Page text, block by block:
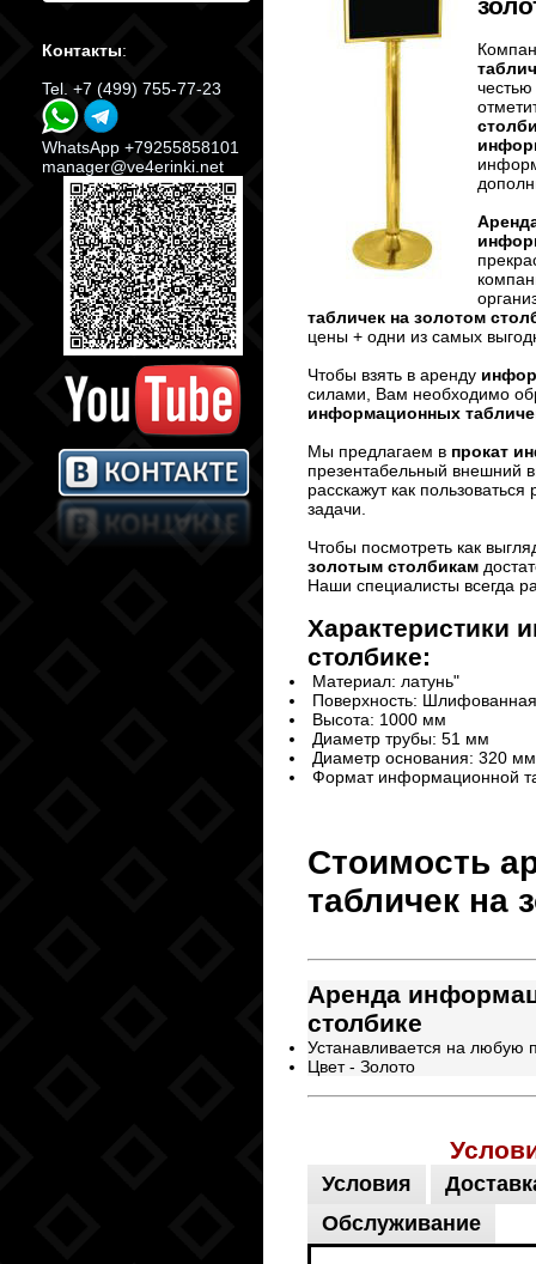
Контакты:
Tel. +7 (499) 755-77-23
WhatsApp +79255858101
manager@ve4erinki.net
честью
табличек на золотом
цены + одни из самых
Чтобы взять в аренду
силами, Вам необходимо
информационных
Мы предлагаем в прокат
презентабельный внешний
расскажут как
задачи.
Чтобы посмотреть как
золотым столбикам
Наши специалисты всегда
Характеристики
столбике:
Материал: латунь"
Поверхность:
Высота: 1000 мм
Диаметр трубы: 51 мм
Диаметр основания: 320
Формат информационной
Стоимость
табличек на
Аренда
столбике
Устанавливается на любую
Цвет - Золото
Условия
Обслуживание